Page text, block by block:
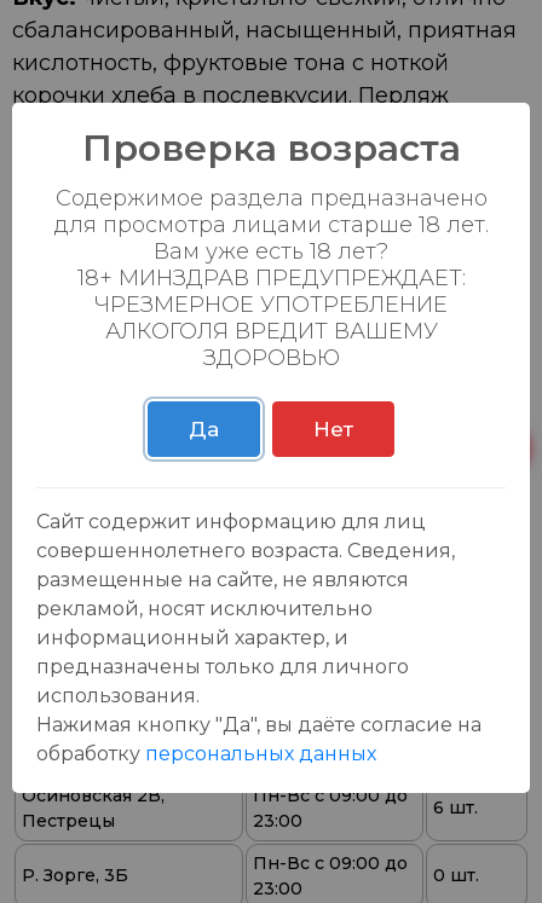
сбалансированный, насыщенный, приятная
кислотность, фруктовые тона с ноткой
корочки хлеба в послевкусии. Перляж
длительное, соблазнительное.
Аромат:Свежий, узнаваемый, фруктовый, с
отчетливой нотой зеленого яблока.
Гастрономическое
сочетание:насыщенность его вкуса делает
его отличным партнером для широкого
спектра закусок, в том числе тарталеток с
Температура сервировки:8-10 °С
Наличие в
магазинах:
Ваш город:
Батыршина 20Б
Пн-Вс с 08:00 до
Магистральная 22д
Пн-Вс с 08:00 до
23:00
Осиновская 2В,
Пестрецы
Пн-Вс с 09:00 до
23:00
6 шт.
Р. Зорге, 3Б
Пн-Вс с 09:00 до
23:00
0 шт.
Проверка возраста
Содержимое раздела предназначено
для просмотра лицами старше 18 лет.
Вам уже есть 18 лет?
18+ МИНЗДРАВ ПРЕДУПРЕЖДАЕТ:
ЧРЕЗМЕРНОЕ УПОТРЕБЛЕНИЕ
АЛКОГОЛЯ ВРЕДИТ ВАШЕМУ
ЗДОРОВЬЮ
Да Нет
Сайт содержит информацию для лиц
совершеннолетнего возраста. Сведения,
размещенные на сайте, не являются
рекламой, носят исключительно
информационный характер, и
предназначены только для личного
использования.
Нажимая кнопку "Да", вы даёте cогласие на
обработку персональных данных